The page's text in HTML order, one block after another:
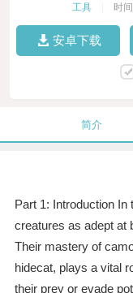
工具 时
安卓下载
简介
Part 1: Introduction
creatures as adept at
Their mastery of
hidecat, plays a vital
their prey or evade